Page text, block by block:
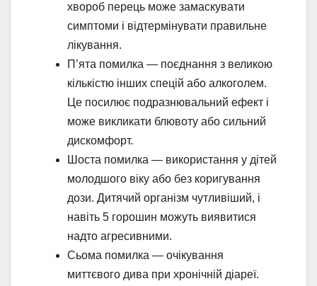
хвороб перець може замаскувати
симптоми і відтермінувати правильне
лікування.
П’ята помилка — поєднання з великою
кількістю інших спецій або алкоголем.
Це посилює подразнювальний ефект і
може викликати блювоту або сильний
дискомфорт.
Шоста помилка — використання у дітей
молодшого віку або без коригування
дози. Дитячий організм чутливіший, і
навіть 5 горошин можуть виявитися
надто агресивними.
Сьома помилка — очікування
миттєвого дива при хронічній діареї.